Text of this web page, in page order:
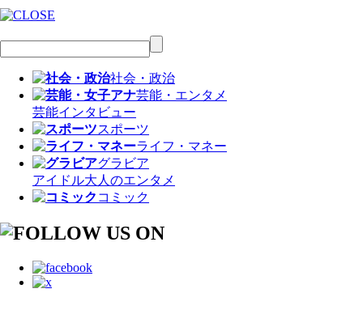
社会・政治
芸能・エンタメ
芸能インタビュー
スポーツ
ライフ・マネー
グラビア
アイドル大人のエンタメ
コミック